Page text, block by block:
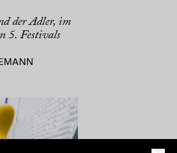
der Adler, im
5. Festivals